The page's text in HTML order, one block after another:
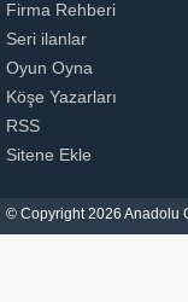
Firma Rehberi
Seri ilanlar
Oyun Oyna
Köşe Yazarları
RSS
Sitene Ekle
© Copyright 2026 Anadolu